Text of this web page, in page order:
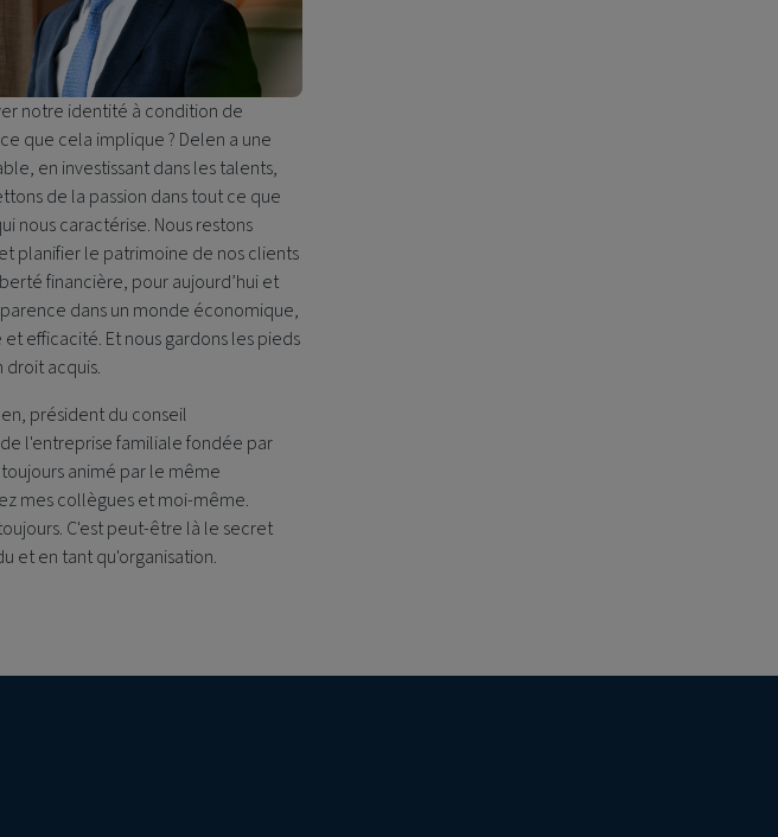
notre identité à condition de
que cela implique ? Delen a une
en investissant dans les talents,
de la passion dans tout ce que
nous caractérise. Nous restons
planifier le patrimoine de nos clients
financière, pour aujourd’hui et
dans un monde économique,
efficacité. Et nous gardons les pieds
droit acquis.
président du conseil
l'entreprise familiale fondée par
animé par le même
mes collègues et moi-même.
C'est peut-être là le secret
et en tant qu'organisation.